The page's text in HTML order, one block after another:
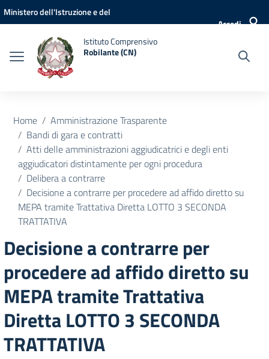
Vai ai contenuti
Vai al menu di navigazione
Vai al footer
Ministero dell'Istruzione e del
Accedi
Istituto Comprensivo
Robilante (CN)
Home
Amministrazione Trasparente
Bandi di gara e contratti
Atti delle amministrazioni aggiudicatrici e degli enti
aggiudicatori distintamente per ogni procedura
Delibera a contrarre
Decisione a contrarre per procedere ad affido diretto su
MEPA tramite Trattativa Diretta LOTTO 3 SECONDA
TRATTATIVA
Decisione a contrarre per
procedere ad affido diretto su
MEPA tramite Trattativa
Diretta LOTTO 3 SECONDA
TRATTATIVA